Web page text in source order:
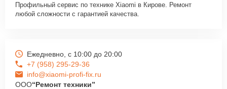
Профильный сервис по технике Xiaomi в Кирове. Ремонт
любой сложности с гарантией качества.
Ежедневно, с 10:00 до 20:00
+7 (958) 295-29-36
info@xiaomi-profi-fix.ru
ООО“Ремонт техники”